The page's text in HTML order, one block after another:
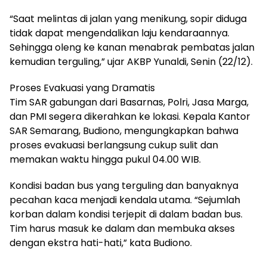
“Saat melintas di jalan yang menikung, sopir diduga
tidak dapat mengendalikan laju kendaraannya.
Sehingga oleng ke kanan menabrak pembatas jalan
kemudian terguling,” ujar AKBP Yunaldi, Senin (22/12).
Proses Evakuasi yang Dramatis
Tim SAR gabungan dari Basarnas, Polri, Jasa Marga,
dan PMI segera dikerahkan ke lokasi. Kepala Kantor
SAR Semarang, Budiono, mengungkapkan bahwa
proses evakuasi berlangsung cukup sulit dan
memakan waktu hingga pukul 04.00 WIB.
Kondisi badan bus yang terguling dan banyaknya
pecahan kaca menjadi kendala utama. “Sejumlah
korban dalam kondisi terjepit di dalam badan bus.
Tim harus masuk ke dalam dan membuka akses
dengan ekstra hati-hati,” kata Budiono.